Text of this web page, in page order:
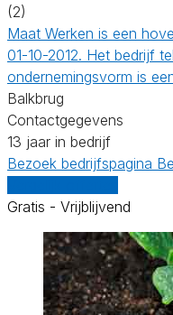
(2)
Maat Werken is een
01-10-2012. Het bedrijf
ondernemingsvorm is
Balkbrug
Contactgegevens
13 jaar in bedrijf
Bezoek bedrijfspagina
Gratis - Vrijblijvend